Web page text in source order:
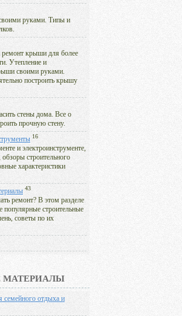
руками. Типы и
ремонт крыши для более
Утепление и
своими руками.
построить крышу
стены дома. Все о
прочную стену.
16
и электроинструменте,
обзоры строительного
характеристики
43
ремонт? В этом разделе
популярные строительные
советы по их
МАТЕРИАЛЫ
семейного отдыха и